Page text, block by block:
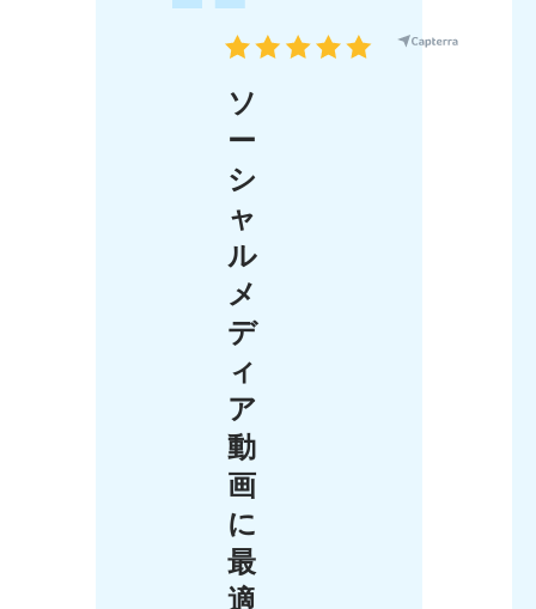
ソ
ー
シ
ャ
ル
メ
デ
ィ
ア
動
画
に
最
適